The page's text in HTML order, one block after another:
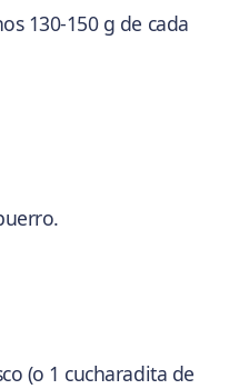
130-150 g de cada
(o 1 cucharadita de